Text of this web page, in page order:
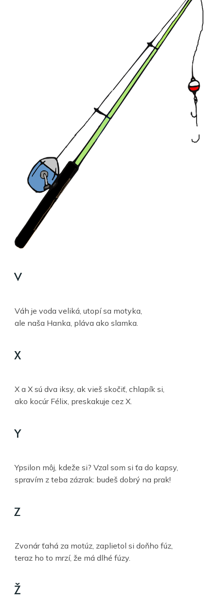
V
Váh je voda veliká, utopí sa motyka,
ale naša Hanka, pláva ako slamka.
X
X a X sú dva iksy, ak vieš skočiť, chlapík si,
ako kocúr Félix, preskakuje cez X.
Y
Ypsilon môj, kdeže si? Vzal som si ťa do kapsy,
spravím z teba zázrak: budeš dobrý na prak!
Z
Zvonár ťahá za motúz, zaplietol si doňho fúz,
teraz ho to mrzí, že má dlhé fúzy.
Ž